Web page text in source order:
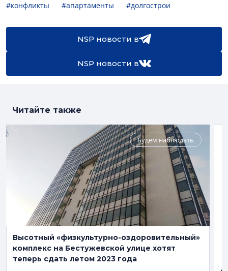
#конфликты
#апартаменты #долгострои
NSP новости в
NSP новости в
Читайте также
Будем наблюдать
Высотный «физкультурно-оздоровительный»
комплекс на Бестужевской улице хотят
теперь сдать летом 2023 года